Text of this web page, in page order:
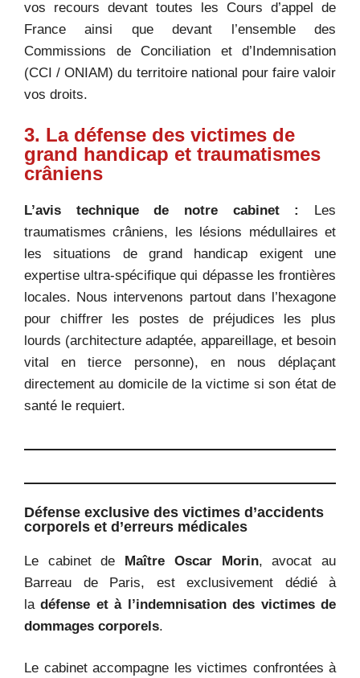
vos recours devant toutes les Cours d’appel de
France ainsi que devant l’ensemble des
Commissions de Conciliation et d’Indemnisation
(CCI / ONIAM) du territoire national pour faire valoir
vos droits.
3. La défense des victimes de
grand handicap et traumatismes
crâniens
L’avis technique de notre cabinet :
Les
traumatismes crâniens, les lésions médullaires et
les situations de grand handicap exigent une
expertise ultra-spécifique qui dépasse les frontières
locales. Nous intervenons partout dans l’hexagone
pour chiffrer les postes de préjudices les plus
lourds (architecture adaptée, appareillage, et besoin
vital en tierce personne), en nous déplaçant
directement au domicile de la victime si son état de
santé le requiert.
Défense exclusive des victimes d’accidents
corporels et d’erreurs médicales
Le cabinet de Maître Oscar Morin, avocat au
Barreau de Paris, est exclusivement dédié à
ladéfense et à l’indemnisation des victimes de
dommages corporels.
Le cabinet accompagne les victimes confrontées à